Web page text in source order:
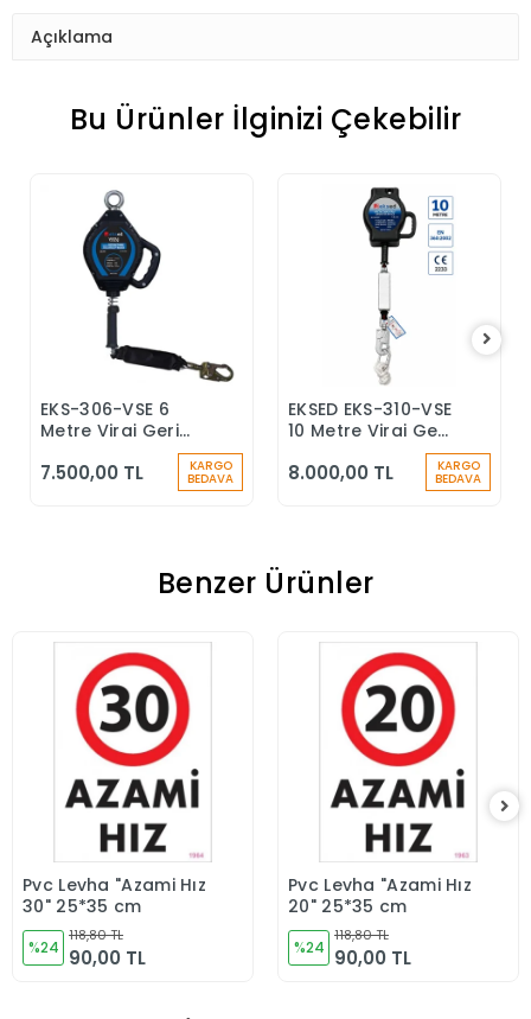
Açıklama
Bu Ürünler İlginizi Çekebilir
Sepete Ekle
EKS-306-VSE 6
Metre Viraj Geri
Durdurucu Keskin
7.500,00 TL KARGO
BEDAVA
Sepete Ekle
EKSED EKS-310-VSE
10 Metre Viraj Geri
Durdurucu
8.000,00 TL KARGO
BEDAVA
Benzer Ürünler
Sepete Ekle
Pvc Levha "Azami Hız
30" 25*35 cm
%24
118,80 TL
90,00 TL
Sepete Ekle
Pvc Levha "Azami Hız
20" 25*35 cm
%24
118,80 TL
90,00 TL